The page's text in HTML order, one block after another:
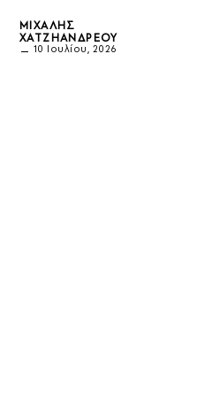
ΜΙΧΆΛΗΣ
ΧΑΤΖΗΑΝΔΡΈΟΥ
10 Ιουλίου, 2026